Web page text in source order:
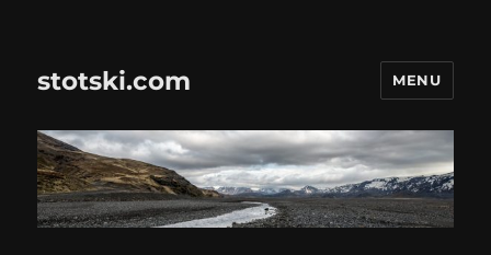
stotski.com MENU